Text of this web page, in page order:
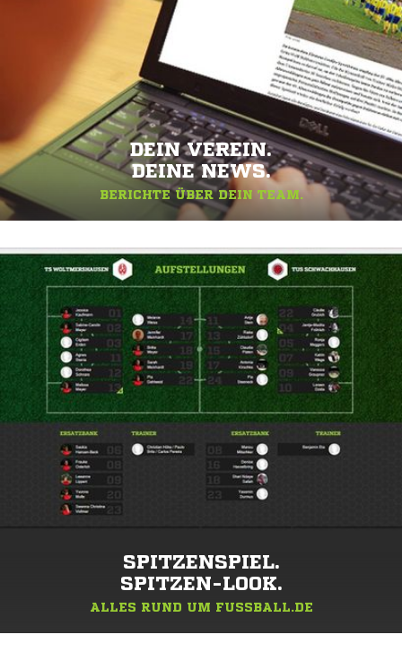
DEIN VEREIN.
DEINE NEWS.
BERICHTE ÜBER DEIN TEAM.
SPITZENSPIEL.
SPITZEN-LOOK.
ALLES RUND UM FUSSBALL.DE